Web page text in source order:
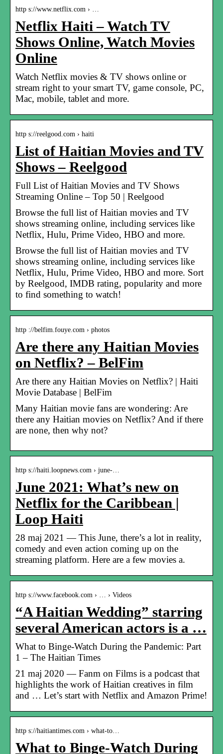
http s://www.netflix.com › …
Netflix Haiti – Watch TV
Shows Online, Watch Movies
Online
Watch Netflix movies & TV shows online or
stream right to your smart TV, game console, PC,
Mac, mobile, tablet and more.
http s://reelgood.com › haiti
List of Haitian Movies and TV
Shows – Reelgood
Full List of Haitian Movies and TV Shows
Streaming Online – Top 50 | Reelgood
Browse the full list of Haitian movies and TV
shows streaming online, including services like
Netflix, Hulu, Prime Video, HBO and more.
Browse the full list of Haitian movies and TV
shows streaming online, including services like
Netflix, Hulu, Prime Video, HBO and more. Sort
by Reelgood, IMDB rating, popularity and more
to find something to watch!
http ://belfim.fouye.com › photos
Are there any Haitian Movies
on Netflix? – BelFim
Are there any Haitian Movies on Netflix? | Haiti
Movie Database | BelFim
Many Haitian movie fans are wondering: Are
there any Haitian movies on Netflix? And if there
are none, then why not?
http s://haiti.loopnews.com › june-…
June 2021: What’s new on
Netflix for the Caribbean |
Loop Haiti
28 maj 2021 — This June, there’s a lot in reality,
comedy and even action coming up on the
streaming platform. Here are a few movies a.
http s://www.facebook.com › … › Videos
“A Haitian Wedding” starring
several American actors is a …
What to Binge-Watch During the Pandemic: Part
1 – The Haitian Times
21 maj 2020 — Fanm on Films is a podcast that
highlights the work of Haitian creatives in film
and … Let’s start with Netflix and Amazon Prime!
http s://haitiantimes.com › what-to…
What to Binge-Watch During